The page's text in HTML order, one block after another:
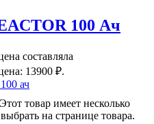
100 Ач
составляла
13900 ₽.
Этот товар имеет несколько
на странице товара.